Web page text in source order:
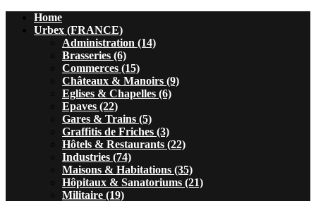
Home
Urbex (FRANCE)
Administration (14)
Brasseries (6)
Commerces (15)
Châteaux & Manoirs (9)
Eglises & Chapelles (6)
Epaves (22)
Gares & Trains (5)
Graffitis de Friches (3)
Hôtels & Restaurants (22)
Industries (74)
Maisons & Habitations (35)
Hôpitaux & Sanatoriums (21)
Militaire (19)